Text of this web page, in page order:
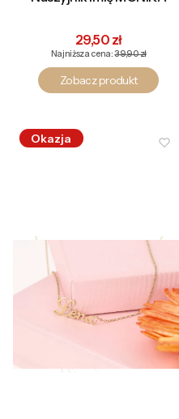
Cena promocyjna
29,50 zł
Najniższa cena:39,90 zł
Zobacz produkt
Okazja